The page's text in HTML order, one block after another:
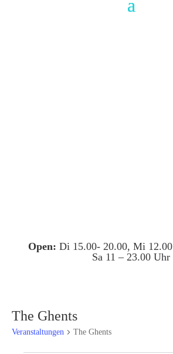
Open: Di 15.00- 20.00, Mi
Sa 11 – 23.00 Uhr
The Ghents
Veranstaltungen The Ghents